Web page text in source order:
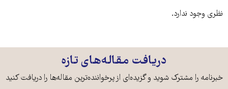
نظری وجود ندارد.
دریافت مقاله‌های تازه
خبرنامه را مشترک شوید و گزیده‌ای از پرخواننده‌ترین مقاله‌ها را دریافت کنید